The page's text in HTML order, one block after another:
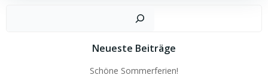
Neueste Beiträge
Schöne Sommerferien!